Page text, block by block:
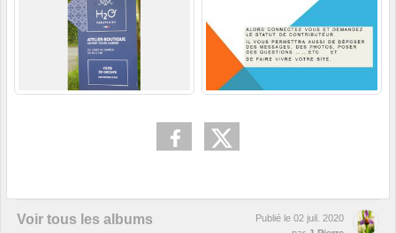
Voir tous les albums
Publié le 02 juil. 2020